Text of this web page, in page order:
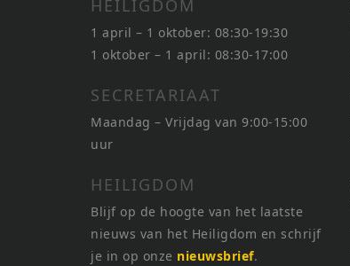
HEILIGDOM
1 april – 1 oktober: 08:30-19:30
1 oktober – 1 april: 08:30-17:00
SECRETARIAAT
Maandag – Vrijdag van 9:00-15:00
uur
HEILIGDOM
Blijf op de hoogte van het laatste
nieuws van het Heiligdom en schrijf
je in op onze nieuwsbrief.